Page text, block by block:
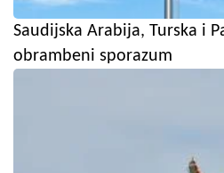
Saudijska Arabija, Turska i
obrambeni sporazum